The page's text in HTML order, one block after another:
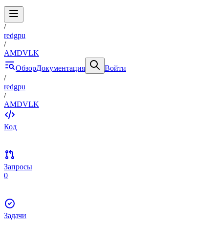
/
redgpu
/
AMDVLK
ОбзорДокументация
Войти
/
redgpu
/
AMDVLK
Код
Запросы
0
Задачи